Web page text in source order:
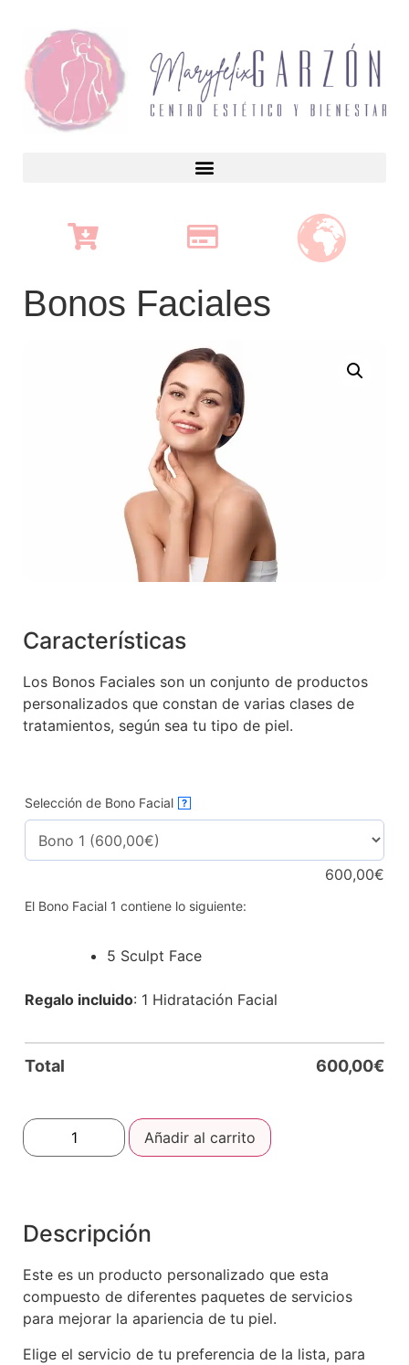
Bonos Faciales
Características
Los Bonos Faciales son un conjunto de productos
personalizados que constan de varias clases de
tratamientos, según sea tu tipo de piel.
Selección de Bono Facial ?
600,00€
El Bono Facial 1 contiene lo siguiente:
5 Sculpt Face
Regalo incluido: 1 Hidratación Facial
Total 600,00€
Añadir al carrito
Descripción
Este es un producto personalizado que esta
compuesto de diferentes paquetes de servicios
para mejorar la apariencia de tu piel.
Elige el servicio de tu preferencia de la lista, para